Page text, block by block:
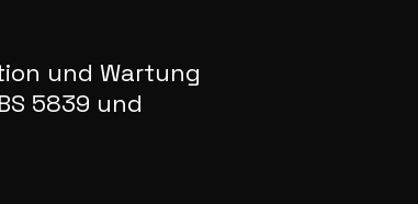
und Wartung
5839 und